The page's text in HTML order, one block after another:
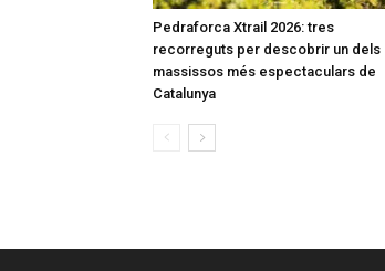
Pedraforca Xtrail 2026: tres
recorreguts per descobrir un dels
massissos més espectaculars de
Catalunya